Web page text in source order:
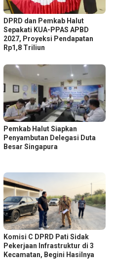
DPRD dan Pemkab Halut
Sepakati KUA-PPAS APBD
2027, Proyeksi Pendapatan
Rp1,8 Triliun
Pemkab Halut Siapkan
Penyambutan Delegasi Duta
Besar Singapura
Komisi C DPRD Pati Sidak
Pekerjaan Infrastruktur di 3
Kecamatan, Begini Hasilnya